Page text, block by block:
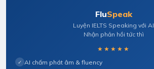
FluSpeak
Luyện IELTS Speaking với AI
Nhận phản hồi tức thì
★★★★★
✓ AI chấm phát âm & fluency